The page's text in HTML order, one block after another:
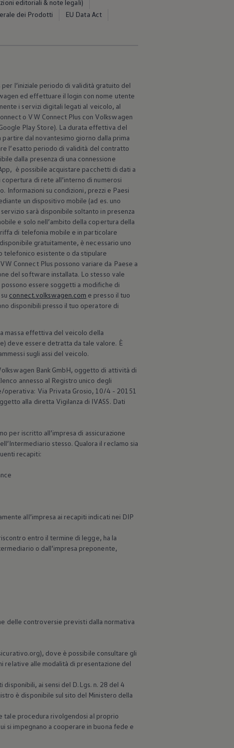
editoriali & note legali)
dei Prodotti
EU Data Act
l’iniziale periodo di validità gratuito del
ed effettuare il login con nome utente
i servizi digitali legati al veicolo, al
o VW Connect Plus con Volkswagen
Play Store). La durata effettiva del
dal novantesimo giorno dalla prima
l’esatto periodo di validità del contratto
dalla presenza di una connessione
è possibile acquistare pacchetti di dati a
di rete all’interno di numerosi
Informazioni su condizioni, prezzi e Paesi
un dispositivo mobile (ad es. uno
sarà disponibile soltanto in presenza
e solo nell’ambito della copertura della
di telefonia mobile e in particolare
gratuitamente, è necessario uno
telefonico esistente o da stipulare
Connect Plus possono variare da Paese a
del software installata. Lo stesso vale
essere soggetti a modifiche di
connect.volkswagen.com e presso il tuo
disponibili presso il tuo operatore di
massa effettiva del veicolo della
deve essere detratta da tale valore. È
sugli assi del veicolo.
Bank GmbH, oggetto di attività di
annesso al Registro unico degli
operativa: Via Privata Grosio, 10/4 - 20151
alla diretta Vigilanza di IVASS. Dati
per iscritto all’impresa di assicurazione
stesso. Qualora il reclamo sia
recapiti:
all’impresa ai recapiti indicati nei DIP
entro il termine di legge, ha la
o dall’impresa preponente,
delle controversie previsti dalla normativa
dove è possibile consultare gli
relative alle modalità di presentazione del
ai sensi del D.Lgs. n. 28 del 4
è disponibile sul sito del Ministero della
tale procedura rivolgendosi al proprio
si impegnano a cooperare in buona fede e